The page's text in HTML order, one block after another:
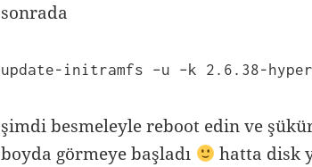
sonrada
update-initramfs –u –k 2.6.38-
şimdi besmeleyle reboot edin ve
boyda görmeye başladı
hatta disk